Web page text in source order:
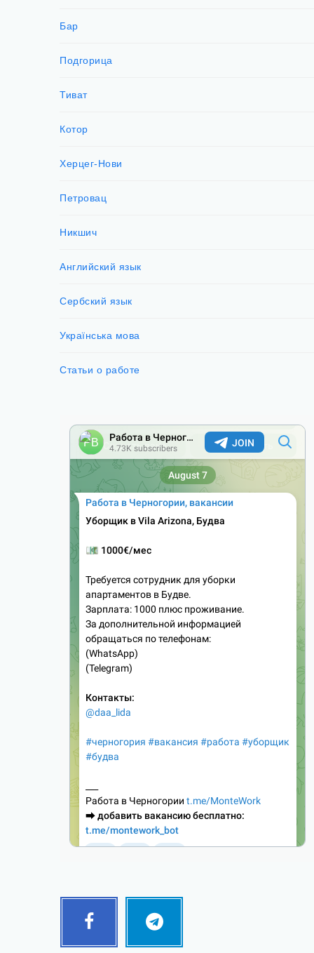
Бар
Подгорица
Тиват
Котор
Херцег-Нови
Петровац
Никшич
Английский язык
Сербский язык
Українська мова
Статьи о работе
Facebook Telegram
Follow